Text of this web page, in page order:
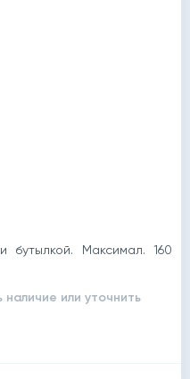
бутылкой. Максимал. 160
или уточнить